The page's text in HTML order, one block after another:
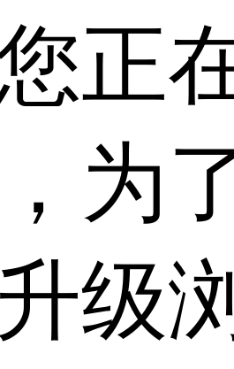
正
为
级